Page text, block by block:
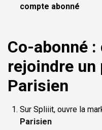
compte abonné
Co-abonné
rejoindre un
Parisien
Sur Spliiit, ouvre la
Parisien